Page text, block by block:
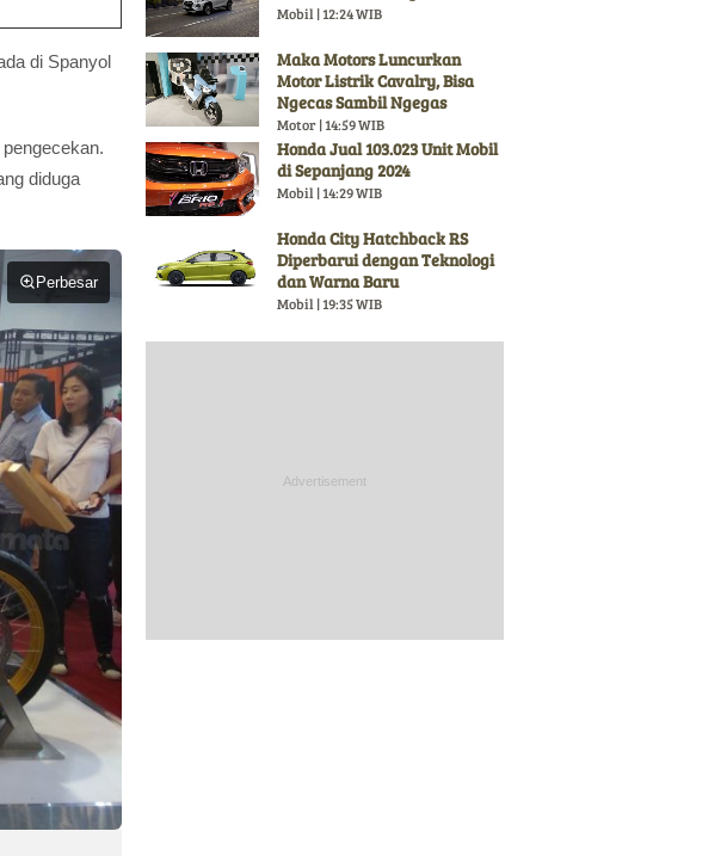
di Spanyol
diduga
Perbesar
Mobil | 12:24 WIB
Maka Motors Luncurkan
Motor Listrik Cavalry, Bisa
Ngecas Sambil Ngegas
Motor | 14:59 WIB
Honda Jual 103.023 Unit Mobil
di Sepanjang 2024
Mobil | 14:29 WIB
Honda City Hatchback RS
Diperbarui dengan Teknologi
dan Warna Baru
Mobil | 19:35 WIB